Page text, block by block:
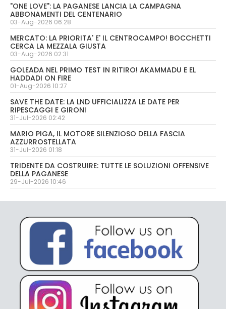
"ONE LOVE": LA PAGANESE LANCIA LA CAMPAGNA
ABBONAMENTI DEL CENTENARIO
03-Aug-2026 06:28
MERCATO: LA PRIORITA' E' IL CENTROCAMPO! BOCCHETTI
CERCA LA MEZZALA GIUSTA
03-Aug-2026 02:31
GOLEADA NEL PRIMO TEST IN RITIRO! AKAMMADU E EL
HADDADI ON FIRE
01-Aug-2026 10:27
SAVE THE DATE: LA LND UFFICIALIZZA LE DATE PER
RIPESCAGGI E GIRONI
31-Jul-2026 02:42
MARIO PIGA, IL MOTORE SILENZIOSO DELLA FASCIA
AZZURROSTELLATA
31-Jul-2026 01:18
TRIDENTE DA COSTRUIRE: TUTTE LE SOLUZIONI OFFENSIVE
DELLA PAGANESE
29-Jul-2026 10:46